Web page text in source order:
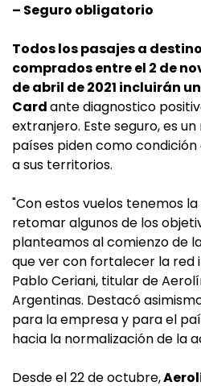
– Seguro obligatorio
Todos los pasajes a
comprados entre el 2 de
de abril de 2021 incluirán
Cardante diagnostico
extranjero. Este seguro, es
países piden como
a sus territorios.
"Con estos vuelos tenemos
retomar algunos de los
planteamos al comienzo de
que ver con fortalecer la red
Pablo Ceriani, titular de
Argentinas. Destacó
para la empresa y para el
hacia la normalización de la
Desde el 22 de octubre,